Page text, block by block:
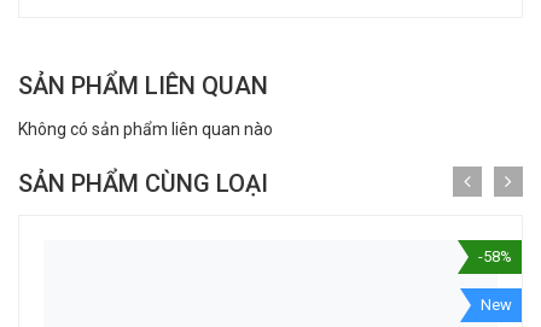
SẢN PHẨM LIÊN QUAN
Không có sản phẩm liên quan nào
SẢN PHẨM CÙNG LOẠI
-58%
New